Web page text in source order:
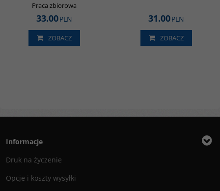
Praca zbiorowa
33.00PLN
ZOBACZ
31.00PLN
ZOBACZ
Informacje
Druk na życzenie
Opcje i koszty wysyłki